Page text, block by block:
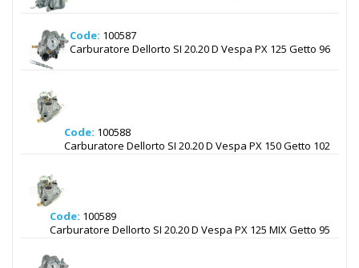
Code: 100587
Carburatore Dellorto SI 20.20 D Vespa PX 125 Getto 96
Code: 100588
Carburatore Dellorto SI 20.20 D Vespa PX 150 Getto 102
Code: 100589
Carburatore Dellorto SI 20.20 D Vespa PX 125 MIX Getto 95